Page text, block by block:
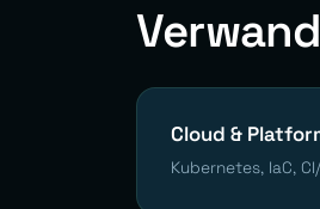
Cloud &
Kubernetes, IaC,